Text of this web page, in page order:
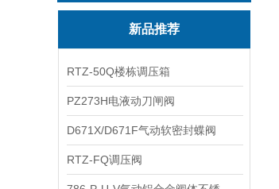
新品推荐
RTZ-50Q楼栋调压箱
PZ273H电液动刀闸阀
D671X/D671F气动软密封蝶阀
RTZ-FQ调压阀